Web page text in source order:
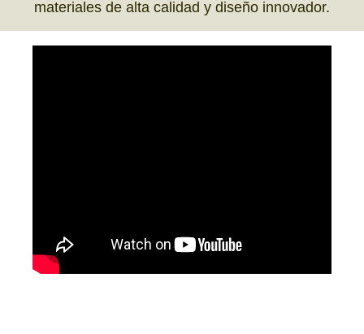
materiales de alta calidad y diseño innovador.